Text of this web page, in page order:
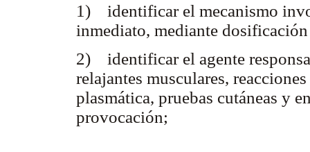
1) identificar el mecanismo
inmediato, mediante
2) identificar el agente
relajantes musculares,
plasmática, pruebas cutáneas y
provocación;